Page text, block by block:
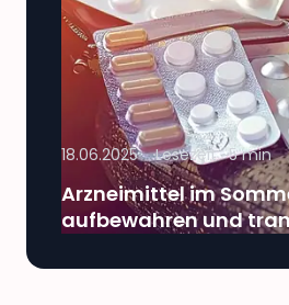
18.06.2025 Lesezeit ~5min
Arzneimittel im
aufbewahren und